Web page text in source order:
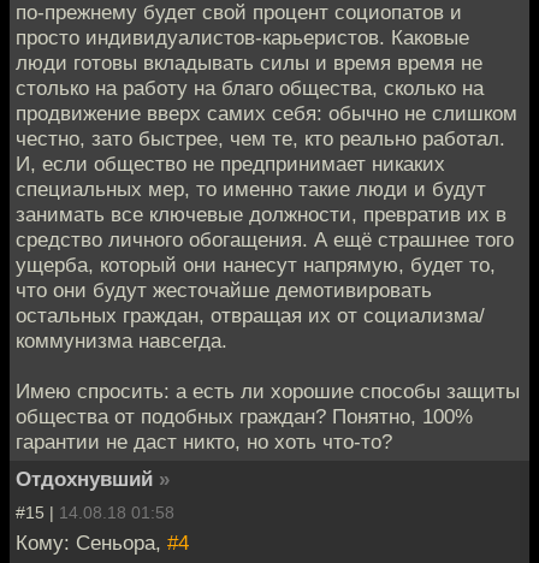
по-прежнему будет свой процент социопатов и
просто индивидуалистов-карьеристов. Каковые
люди готовы вкладывать силы и время время не
столько на работу на благо общества, сколько на
продвижение вверх самих себя: обычно не слишком
честно, зато быстрее, чем те, кто реально работал.
И, если общество не предпринимает никаких
специальных мер, то именно такие люди и будут
занимать все ключевые должности, превратив их в
средство личного обогащения. А ещё страшнее того
ущерба, который они нанесут напрямую, будет то,
что они будут жесточайше демотивировать
остальных граждан, отвращая их от социализма/
коммунизма навсегда.
Имею спросить: а есть ли хорошие способы защиты
общества от подобных граждан? Понятно, 100%
гарантии не даст никто, но хоть что-то?
Отдохнувший »
#15 | 14.08.18 01:58
Кому: Сеньора, #4